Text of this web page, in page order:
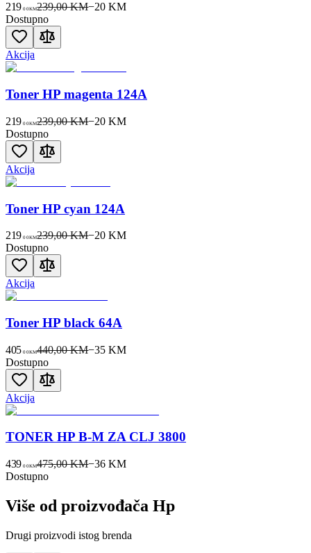
219 00KM239,00 KM−20 KM
Dostupno
Akcija
Toner HP magenta 124A
219 00KM239,00 KM−20 KM
Dostupno
Akcija
Toner HP cyan 124A
219 00KM239,00 KM−20 KM
Dostupno
Akcija
Toner HP black 64A
405 00KM440,00 KM−35 KM
Dostupno
Akcija
TONER HP B-M ZA CLJ 3800
439 00KM475,00 KM−36 KM
Dostupno
Više od proizvođača Hp
Drugi proizvodi istog brenda